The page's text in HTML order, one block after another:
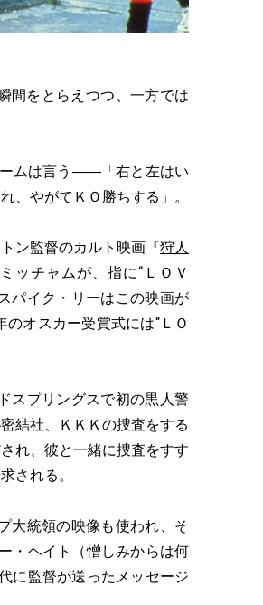
間をとらえつつ、一方では
ームは言う――「右と左はい
、やがてＫＯ勝ちする」。
ン監督のカルト映画『狩人
ッチャムが、指に“ＬＯＶ
パイク・リーはこの映画が
オスカー受賞式には“ＬＯ
スプリングスで初の黒人警
結社、ＫＫＫの捜査をする
れ、彼と一緒に捜査をすす
される。
大統領の映像も使われ、そ
・ヘイト（憎しみからは何
に監督が送ったメッセージ